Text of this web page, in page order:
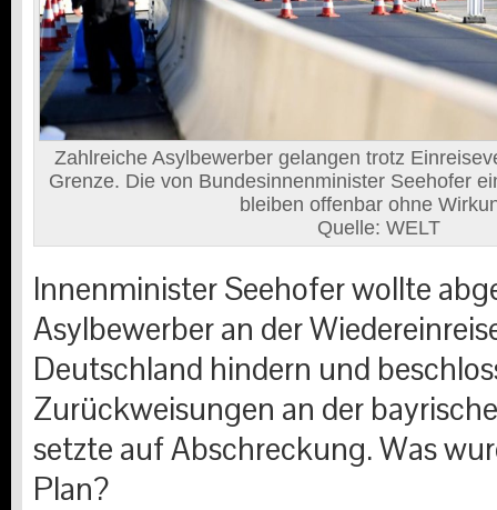
Zahlreiche Asylbewerber gelangen trotz
Grenze. Die von Bundesinnenminister Seehofer
bleiben offenbar ohne
Quelle: WELT
Innenminister Seehofer wollte
Asylbewerber an der
Deutschland hindern und
Zurückweisungen an der
setzte auf Abschreckung. Was
Plan?